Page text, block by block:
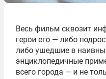
Весь фильм сквозит
герои его — либо
либо ушедшие в
энциклопедичные
всего города — и не